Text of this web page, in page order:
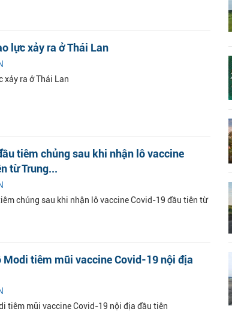
lực xảy ra ở Thái Lan
xảy ra ở Thái Lan
tiêm chủng sau khi nhận lô vaccine
từ Trung...
chủng sau khi nhận lô vaccine Covid-19 đầu tiên từ
Modi tiêm mũi vaccine Covid-19 nội địa
tiêm mũi vaccine Covid-19 nội địa đầu tiên